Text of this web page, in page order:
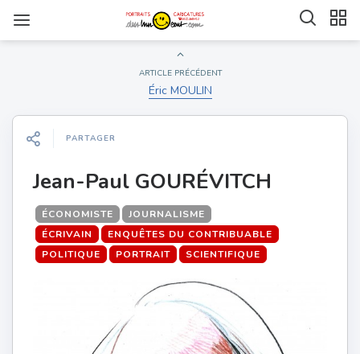
ARTICLE PRÉCÉDENT
Éric MOULIN
PARTAGER
Jean-Paul GOURÉVITCH
ÉCONOMISTE
JOURNALISME
ÉCRIVAIN
ENQUÊTES DU CONTRIBUABLE
POLITIQUE
PORTRAIT SCIENTIFIQUE